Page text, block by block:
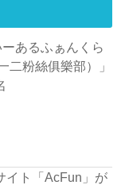
ーあるふぁんくら
二粉絲俱樂部）」
イト「AcFun」が